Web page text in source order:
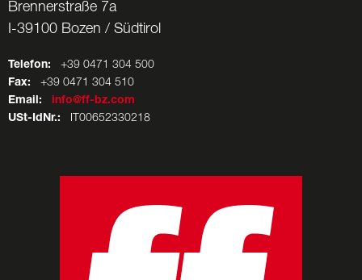
Brennerstraße 7a
I-39100 Bozen / Südtirol
Telefon: +39 0471 304 500
Fax: +39 0471 304 510
Email:
info@ff-bz.com
USt-IdNr.: IT00652330218